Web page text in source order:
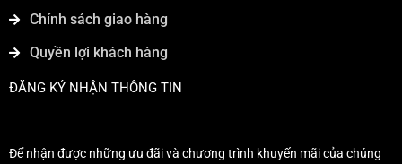
Chính sách giao hàng
Quyền lợi khách hàng
ĐĂNG KÝ NHẬN THÔNG TIN
Để nhận được những ưu đãi và chương trình khuyến mãi của chúng